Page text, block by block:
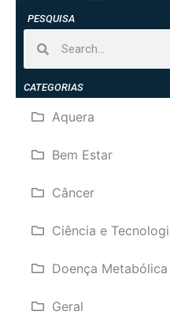
PESQUISA
CATEGORIAS
Aquera
Bem Estar
Câncer
Ciência e
Doença Metabólica
Geral